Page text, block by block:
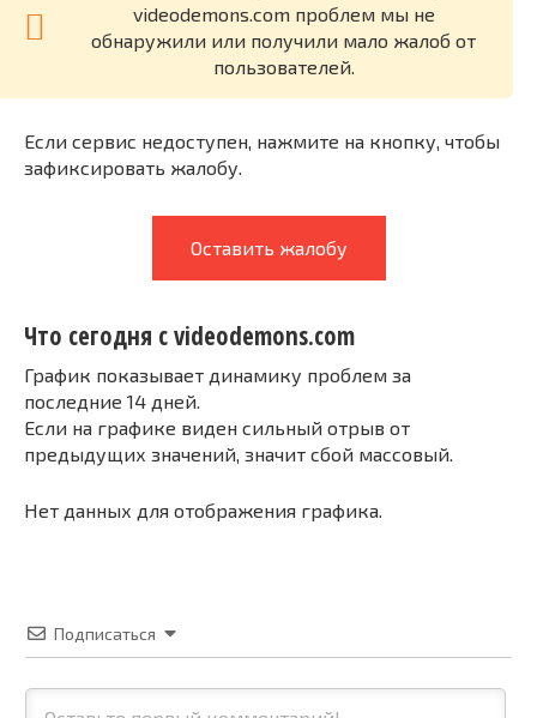
videodemons.com проблем мы не
обнаружили или получили мало жалоб от
пользователей.
Если сервис недоступен, нажмите на кнопку, чтобы
зафиксировать жалобу.
Оставить жалобу
Что сегодня с videodemons.com
График показывает динамику проблем за
последние 14 дней.
Если на графике виден сильный отрыв от
предыдущих значений, значит сбой массовый.
Нет данных для отображения графика.
Подписаться